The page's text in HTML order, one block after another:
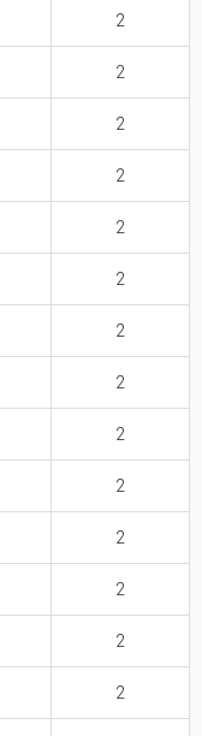
2
2
2
2
2
2
2
2
2
2
2
2
2
2